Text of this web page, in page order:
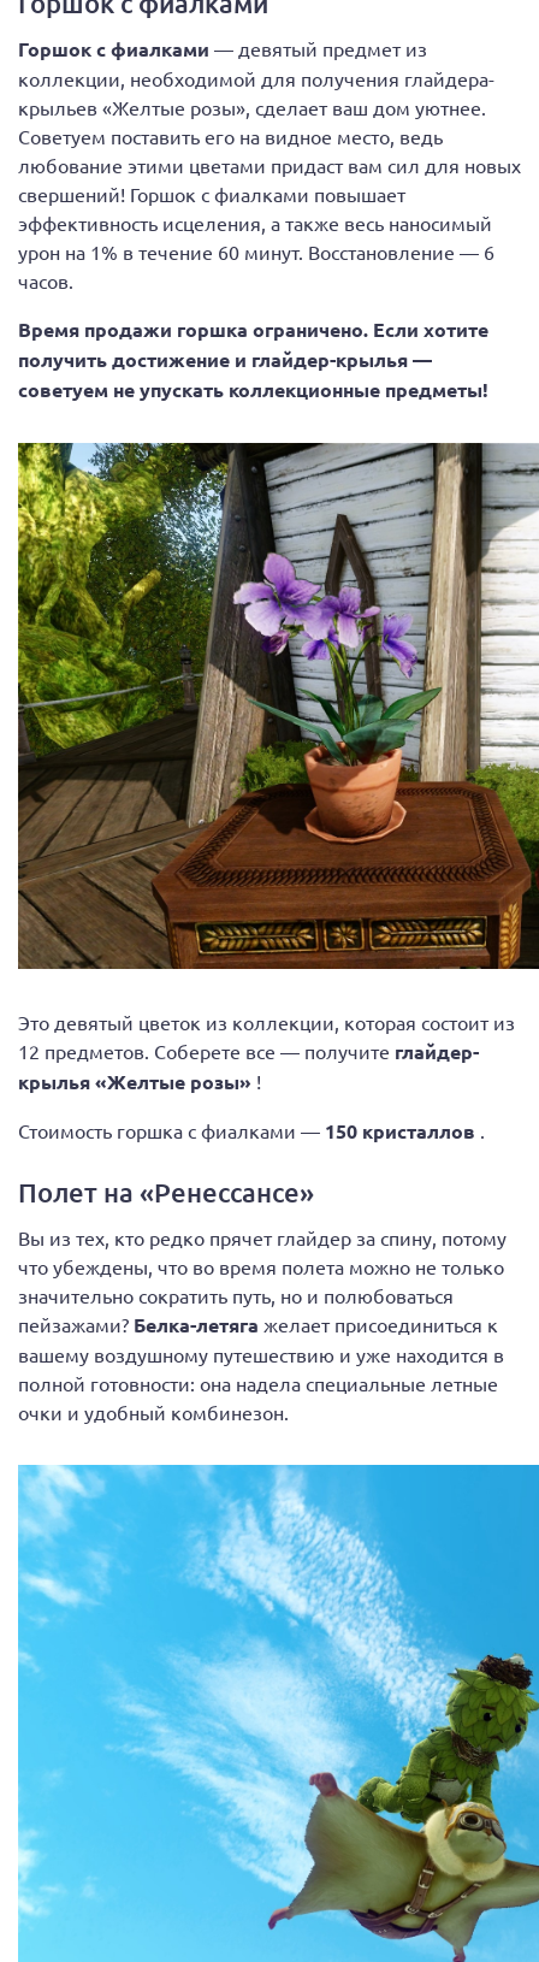
Горшок с фиалками — девятый предмет из
коллекции, необходимой для получения глайдера-
крыльев «Желтые розы», сделает ваш дом уютнее.
Советуем поставить его на видное место, ведь
любование этими цветами придаст вам сил для новых
свершений! Горшок с фиалками повышает
эффективность исцеления, а также весь наносимый
урон на 1% в течение 60 минут. Восстановление — 6
часов.
Время продажи горшка ограничено. Если хотите
получить достижение и глайдер-крылья —
советуем не упускать коллекционные предметы!
Это девятый цветок из коллекции, которая состоит из
12 предметов. Соберете все — получите глайдер-
крылья «Желтые розы» !
Стоимость горшка с фиалками — 150 кристаллов
Полет на «Ренессансе»
Вы из тех, кто редко прячет глайдер за спину, потому
что убеждены, что во время полета можно не только
значительно сократить путь, но и полюбоваться
пейзажами? Белка-летяга желает присоединиться к
вашему воздушному путешествию и уже находится в
полной готовности: она надела специальные летные
очки и удобный комбинезон.